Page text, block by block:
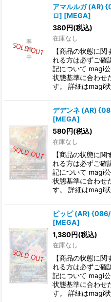
アマルルガ (AR)
ロ] [MEGA]
380円(税込)
在庫なし
【商品の状態に
れる方は必ずご確
記について magi
状態基準に合わせ
す。 詳細はmagi
デデンネ (AR)
[MEGA]
580円(税込)
在庫なし
【商品の状態に
れる方は必ずご確
記について magi
状態基準に合わせ
す。 詳細はmagi
ピッピ (AR)
[MEGA]
1,380円(税込)
在庫なし
【商品の状態に
れる方は必ずご確
記について magi
状態基準に合わせ
す。 詳細はmagi